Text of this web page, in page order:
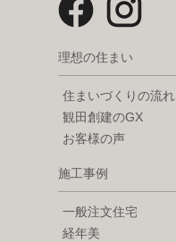
理想の住まい
住まいづくりの流れ
観田創建のGX
お客様の声
施工事例
一般注文住宅
経年美